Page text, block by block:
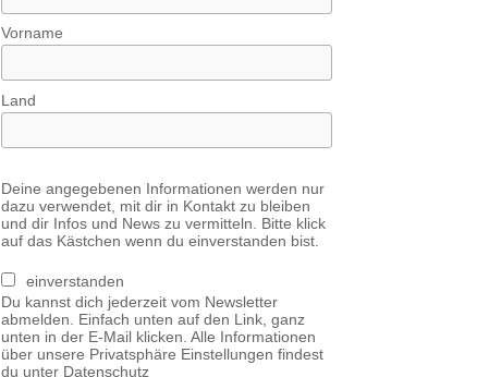
Vorname
Land
Deine angegebenen Informationen werden nur
dazu verwendet, mit dir in Kontakt zu bleiben
und dir Infos und News zu vermitteln. Bitte klick
auf das Kästchen wenn du einverstanden bist.
einverstanden
Du kannst dich jederzeit vom Newsletter
abmelden. Einfach unten auf den Link, ganz
unten in der E-Mail klicken. Alle Informationen
über unsere Privatsphäre Einstellungen findest
du unter Datenschutz